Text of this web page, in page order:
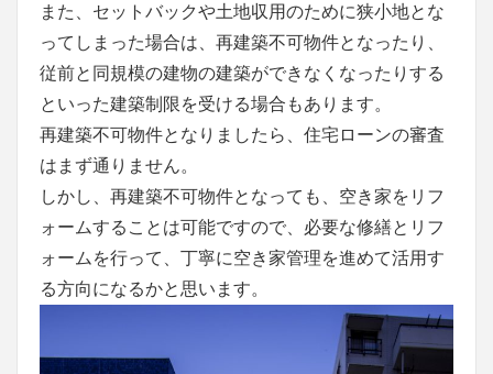
また、セットバックや土地収用のために狭小地とな
ってしまった場合は、再建築不可物件となったり、
従前と同規模の建物の建築ができなくなったりする
といった建築制限を受ける場合もあります。
再建築不可物件となりましたら、住宅ローンの審査
はまず通りません。
しかし、再建築不可物件となっても、空き家をリフ
ォームすることは可能ですので、必要な修繕とリフ
ォームを行って、丁寧に空き家管理を進めて活用す
る方向になるかと思います。